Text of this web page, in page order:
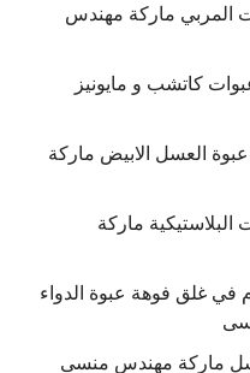
المربي ماركة مهندس
كاتشب و مايونيز
العسل الابيض ماركة
ماركة
غلق فوهة عبوة الدواء
ماركة مهندس منسى